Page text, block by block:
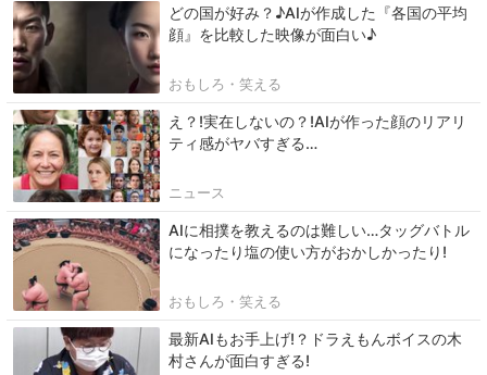
どの国が好み？♪AIが作成した『各国の平均
顔』を比較した映像が面白い♪
おもしろ・笑える
え？!実在しないの？!AIが作った顔のリアリ
ティ感がヤバすぎる…
ニュース
AIに相撲を教えるのは難しい…タッグバトル
になったり塩の使い方がおかしかったり!
おもしろ・笑える
最新AIもお手上げ!？ドラえもんボイスの木
村さんが面白すぎる!